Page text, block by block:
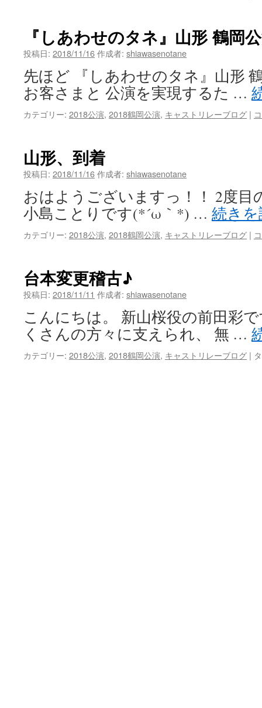
『しあわせのタネ』山形 鶴岡
投稿日: 2018/11/16作成者: shiawasenotane
先ほど 『しあわせのタネ』山形
お客さまと 公演を実現するた …
カテゴリー: 2018公演, 2018鶴岡公演, キャストリレーブログ |
山形、到着
投稿日: 2018/11/16作成者: shiawasenotane
おはようございますっ！！ 2度目
小島ことりです(*´ω｀*) … 続き
カテゴリー: 2018公演, 2018鶴岡公演, キャストリレーブログ |
台本変更稽古♪
投稿日: 2018/11/11 作成者: shiawasenotane
こんにちは。 新山桜役の前田彩
くさんの方々に支えられ、 無 …
カテゴリー: 2018公演, 2018鶴岡公演, キャストリレーブログ |